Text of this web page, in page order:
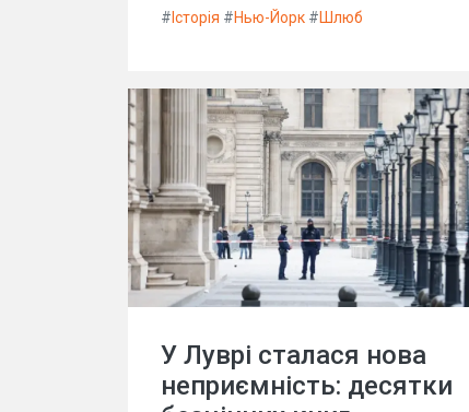
# Історія #Нью-Йорк #Шлюб
У Луврі сталася нова
неприємність: десятки